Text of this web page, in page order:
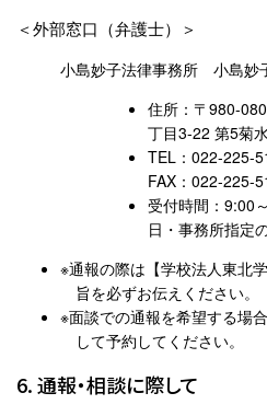
外部窓口（弁護士）
小島妙子法律事務所 小島妙
住所：〒980-
丁目3-22 第5菊
TEL：022-225-
FAX：022-225-
受付時間：9:00
日・事務所指定
※通報の際は【学校法人東北
旨を必ずお伝えください。
※面談での通報を希望する場
して予約してください。
6. 通報・相談に際して